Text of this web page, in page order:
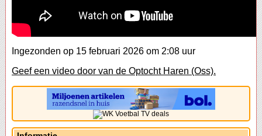
Ingezonden op 15 februari 2026 om 2:08 uur
Geef een video door van de Optocht Haren (Oss).